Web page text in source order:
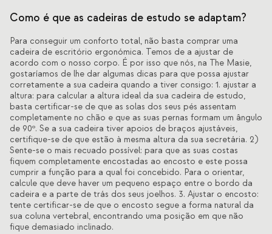
Como é que as cadeiras de estudo se adaptam?
Para conseguir um conforto total, não basta comprar uma
cadeira de escritório ergonómica. Temos de a ajustar de
acordo com o nosso corpo. É por isso que nós, na The Masie,
gostaríamos de lhe dar algumas dicas para que possa ajustar
corretamente a sua cadeira quando a tiver consigo: 1. ajustar a
altura: para calcular a altura ideal da sua cadeira de estudo,
basta certificar-se de que as solas dos seus pés assentam
completamente no chão e que as suas pernas formam um ângulo
de 90º. Se a sua cadeira tiver apoios de braços ajustáveis,
certifique-se de que estão à mesma altura da sua secretária. 2)
Sente-se o mais recuado possível: para que as suas costas
fiquem completamente encostadas ao encosto e este possa
cumprir a função para a qual foi concebido. Para o orientar,
calcule que deve haver um pequeno espaço entre o bordo da
cadeira e a parte de trás dos seus joelhos. 3. Ajustar o encosto:
tente certificar-se de que o encosto segue a forma natural da
sua coluna vertebral, encontrando uma posição em que não
fique demasiado inclinado.